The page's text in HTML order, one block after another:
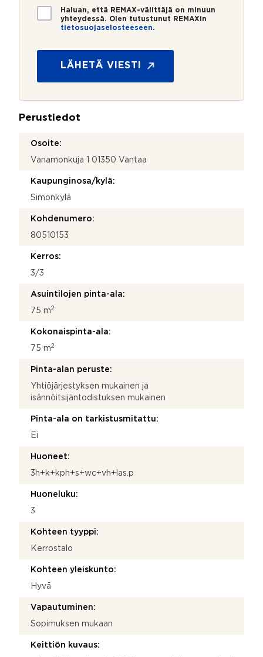
*
*
T
i
o
*
Haluan, että REMAX-välittäjä on minuun
yhteydessä. Olen tutustunut REMAXin
tietosuojaselosteeseen.
LÄHETÄ VIESTI
Perustiedot
Osoite:
Vanamonkuja 1 01350 Vantaa
Kaupunginosa/kylä:
Simonkylä
Kohdenumero:
80510153
Kerros:
3/3
Asuintilojen pinta-ala:
75 m2
Kokonaispinta-ala:
75 m2
Pinta-alan peruste:
Yhtiöjärjestyksen mukainen ja
isännöitsijäntodistuksen mukainen
Pinta-ala on tarkistusmitattu:
Ei
Huoneet:
3h+k+kph+s+wc+vh+las.p
Huoneluku:
3
Kohteen tyyppi:
Kerrostalo
Kohteen yleiskunto:
Hyvä
Vapautuminen:
Sopimuksen mukaan
Keittiön kuvaus: